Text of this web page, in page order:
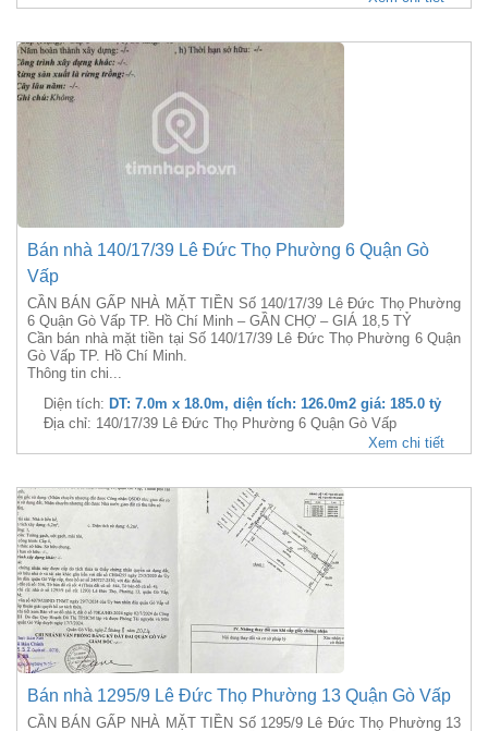
Bán nhà 140/17/39 Lê Đức Thọ Phường 6 Quận Gò
Vấp
CẦN BÁN GẤP NHÀ MẶT TIỀN Số 140/17/39 Lê Đức Thọ Phường
6 Quận Gò Vấp TP. Hồ Chí Minh – GẦN CHỢ – GIÁ 18,5 TỶ
Cần bán nhà mặt tiền tại Số 140/17/39 Lê Đức Thọ Phường 6 Quận
Gò Vấp TP. Hồ Chí Minh.
Thông tin chi...
Diện tích: DT: 7.0m x 18.0m, diện tích: 126.0m2 giá: 185.0 tỷ
Địa chỉ: 140/17/39 Lê Đức Thọ Phường 6 Quận Gò Vấp
Xem chi tiết
Bán nhà 1295/9 Lê Đức Thọ Phường 13 Quận Gò Vấp
CẦN BÁN GẤP NHÀ MẶT TIỀN Số 1295/9 Lê Đức Thọ Phường 13